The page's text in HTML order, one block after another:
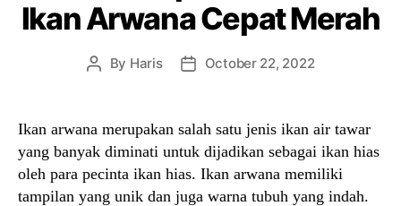
Ikan Arwana Cepat Merah
Post
By Haris
PostOctober 22, 2022
Ikan arwana merupakan salah satu jenis ikan air tawar
yang banyak diminati untuk dijadikan sebagai ikan hias
oleh para pecinta ikan hias. Ikan arwana memiliki
tampilan yang unik dan juga warna tubuh yang indah.